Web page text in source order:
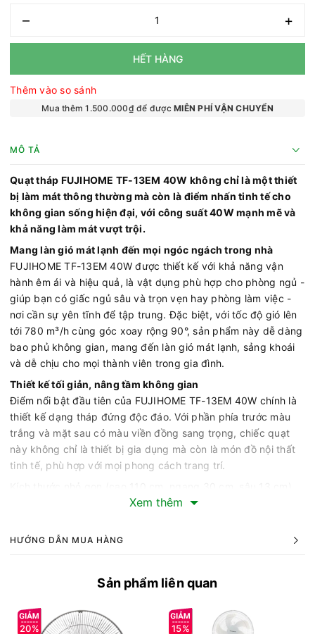
– +
HẾT HÀNG
Thêm vào so sánh
Mua thêm 1.500.000₫ để đượcMIỄN PHÍ VẬN CHUYỂN
MÔ TẢ
Quạt tháp FUJIHOME TF-13EM 40W không chỉ là một thiết
bị làm mát thông thường mà còn là điểm nhấn tinh tế cho
không gian sống hiện đại, với công suất 40W mạnh mẽ và
khả năng làm mát vượt trội.
Mang làn gió mát lạnh đến mọi ngóc ngách trong nhà
FUJIHOME TF-13EM 40W được thiết kế với khả năng vận
hành êm ái và hiệu quả, là vật dụng phù hợp cho phòng ngủ -
giúp bạn có giấc ngủ sâu và trọn vẹn hay phòng làm việc -
nơi cần sự yên tĩnh để tập trung. Đặc biệt, với tốc độ gió lên
tới 780 m³/h cùng góc xoay rộng 90°, sản phẩm này dễ dàng
bao phủ không gian, mang đến làn gió mát lạnh, sảng khoái
và dễ chịu cho mọi thành viên trong gia đình.
Thiết kế tối giản, nâng tầm không gian
Điểm nổi bật đầu tiên của FUJIHOME TF-13EM 40W chính là
thiết kế dạng tháp đứng độc đáo. Với phần phía trước màu
trắng và mặt sau có màu viền đồng sang trọng, chiếc quạt
này không chỉ là thiết bị gia dụng mà còn là món đồ nội thất
tinh tế, phù hợp với mọi phong cách trang trí.
cùng khối lượng 3.36 kg giúp bạn dễ dàng di chuyển và đặt
dài 160 cm cũng mang lại sự linh hoạt khi tìm vị trí đặt quạt.
hiệu quả làm mát tức thì mà còn đảm bảo tối ưu hóa mức tiêu
nặng chi phí điện hàng tháng, đồng thời vẫn tận hưởng không
Xem thêm
HƯỚNG DẪN MUA HÀNG
Sản phẩm liên quan
20% 15%